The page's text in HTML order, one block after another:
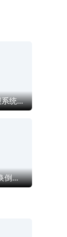
埃安AION V行车中报系统故障致失去动力，4S店查不出原因
零跑汽车B10行车切换倒档时自动跳P档锁死，4S店拒绝退车退款